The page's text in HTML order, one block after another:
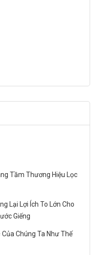
Tầm Thương Hiệu Lọc
Lại Lợi Ích To Lớn Cho
Giếng
Chúng Ta Như Thế